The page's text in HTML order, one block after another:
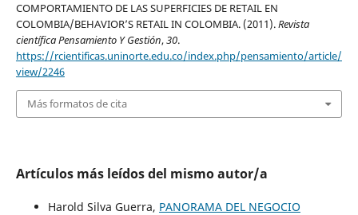
COMPORTAMIENTO DE LAS SUPERFICIES DE RETAIL EN
COLOMBIA/BEHAVIOR’S RETAIL IN COLOMBIA. (2011).Revista
científica Pensamiento Y Gestión,30.
https://rcientificas.uninorte.edu.co/index.php/pensamiento/article/
view/2246
Más formatos de cita
Artículos más leídos del mismo autor/a
Harold Silva Guerra, PANORAMA DEL NEGOCIO